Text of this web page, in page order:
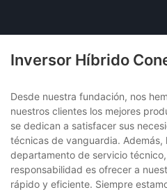
Inversor Híbrido
Desde nuestra fundación, nos
nuestros clientes los mejores
se dedican a satisfacer sus
técnicas de vanguardia. Además,
departamento de servicio
responsabilidad es ofrecer a
rápido y eficiente. Siempre